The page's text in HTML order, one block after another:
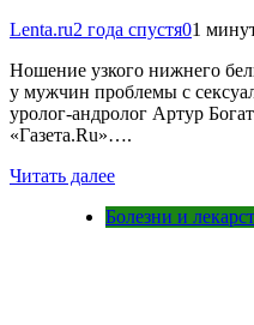
Lenta.ru2 года спустя01
Ношение узкого нижнего
у мужчин проблемы с
уролог-андролог Артур
«Газета.Ru»….
Читать далее
Болезни и